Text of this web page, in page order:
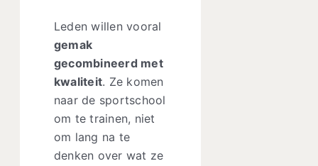
Leden willen vooral
gemak
gecombineerd met
kwaliteit. Ze komen
naar de sportschool
om te trainen, niet
om lang na te
denken over wat ze